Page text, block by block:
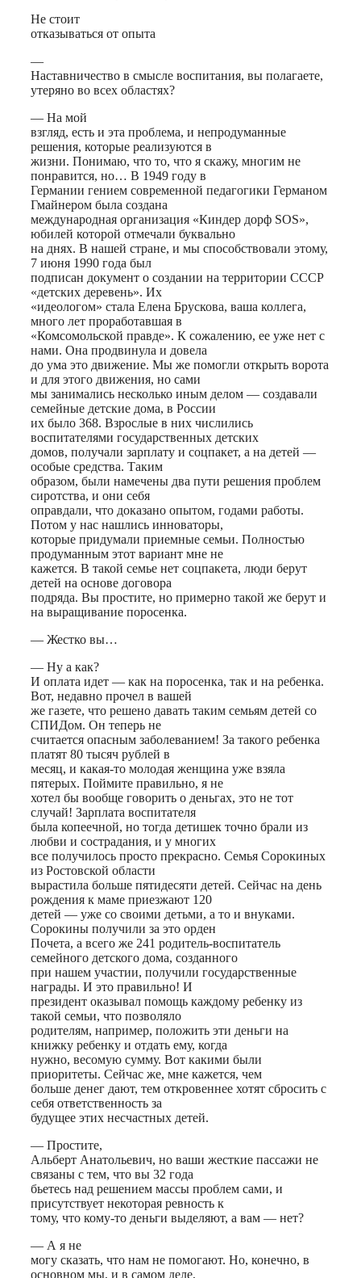
Не стоит
отказываться от опыта
—
Наставничество в смысле воспитания, вы полагаете,
утеряно во всех областях?
— На мой
взгляд, есть и эта проблема, и непродуманные
решения, которые реализуются в
жизни. Понимаю, что то, что я скажу, многим не
понравится, но… В 1949 году в
Германии гением современной педагогики Германом
Гмайнером была создана
международная организация «Киндер дорф SOS»,
юбилей которой отмечали буквально
на днях. В нашей стране, и мы способствовали этому,
7 июня 1990 года был
подписан документ о создании на территории СССР
«детских деревень». Их
«идеологом» стала Елена Брускова, ваша коллега,
много лет проработавшая в
«Комсомольской правде». К сожалению, ее уже нет с
нами. Она продвинула и довела
до ума это движение. Мы же помогли открыть ворота
и для этого движения, но сами
мы занимались несколько иным делом — создавали
семейные детские дома, в России
их было 368. Взрослые в них числились
воспитателями государственных детских
домов, получали зарплату и соцпакет, а на детей —
особые средства. Таким
образом, были намечены два пути решения проблем
сиротства, и они себя
оправдали, что доказано опытом, годами работы.
Потом у нас нашлись инноваторы,
которые придумали приемные семьи. Полностью
продуманным этот вариант мне не
кажется. В такой семье нет соцпакета, люди берут
детей на основе договора
подряда. Вы простите, но примерно такой же берут и
на выращивание поросенка.
— Жестко вы…
— Ну а как?
И оплата идет — как на поросенка, так и на ребенка.
Вот, недавно прочел в вашей
же газете, что решено давать таким семьям детей со
СПИДом. Он теперь не
считается опасным заболеванием! За такого ребенка
платят 80 тысяч рублей в
месяц, и какая-то молодая женщина уже взяла
пятерых. Поймите правильно, я не
хотел бы вообще говорить о деньгах, это не тот
случай! Зарплата воспитателя
была копеечной, но тогда детишек точно брали из
любви и сострадания, и у многих
все получилось просто прекрасно. Семья Сорокиных
из Ростовской области
вырастила больше пятидесяти детей. Сейчас на день
рождения к маме приезжают 120
детей — уже со своими детьми, а то и внуками.
Сорокины получили за это орден
Почета, а всего же 241 родитель-воспитатель
семейного детского дома, созданного
при нашем участии, получили государственные
награды. И это правильно! И
президент оказывал помощь каждому ребенку из
такой семьи, что позволяло
родителям, например, положить эти деньги на
книжку ребенку и отдать ему, когда
нужно, весомую сумму. Вот какими были
приоритеты. Сейчас же, мне кажется, чем
больше денег дают, тем откровеннее хотят сбросить с
себя ответственность за
будущее этих несчастных детей.
— Простите,
Альберт Анатольевич, но ваши жесткие пассажи не
связаны с тем, что вы 32 года
бьетесь над решением массы проблем сами, и
присутствует некоторая ревность к
тому, что кому-то деньги выделяют, а вам — нет?
— А я не
могу сказать, что нам не помогают. Но, конечно, в
основном мы, и в самом деле,